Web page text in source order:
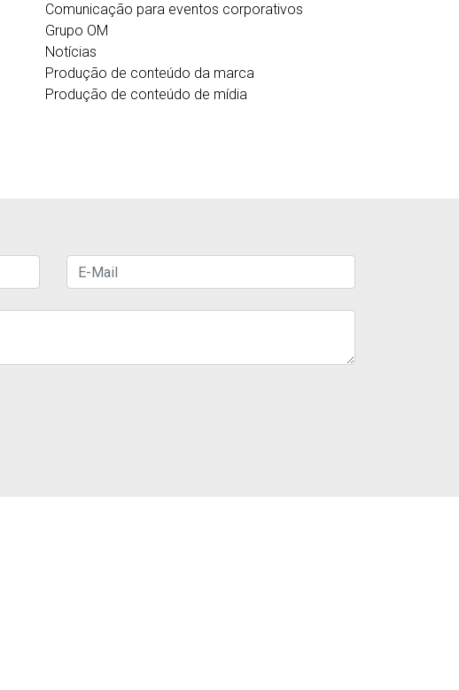
Comunicação para eventos corporativos
Grupo OM
Notícias
Produção de conteúdo da marca
Produção de conteúdo de mídia